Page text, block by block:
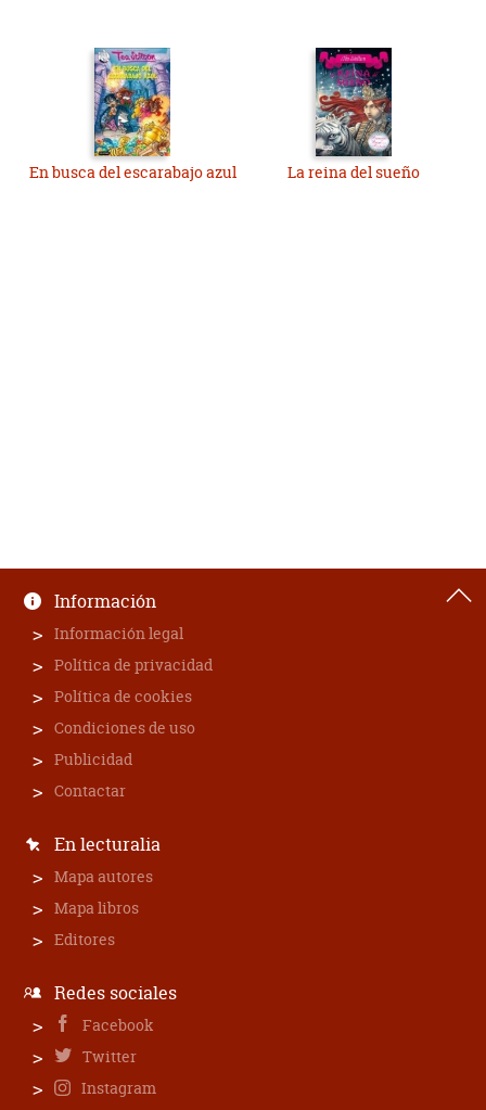
En busca del escarabajo azul La reina del sueño
Información
Información legal
Política de privacidad
Política de cookies
Condiciones de uso
Publicidad
Contactar
En lecturalia
Mapa autores
Mapa libros
Editores
Redes sociales
Facebook
Twitter
Instagram